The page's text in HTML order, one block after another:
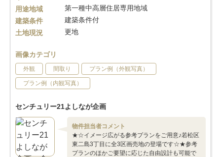
用途地域
第一種中高層住居専用地域
建築条件
建築条件付
土地現況
更地
画像カテゴリ
外観 間取り プラン例（外観写真）
プラン例（内観写真）
センチュリー21よしなが企画
物件担当者コメント
★☆イメージ広がる参考プランをご用意♪若松区
東二島3丁目に全3区画売地の登場です☆★参考
プランのほかご要望に応じた自由設計も可能で